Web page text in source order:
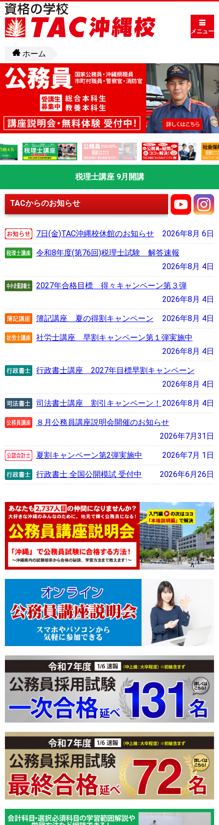
メニュー
ホーム
税理士講座 9月開講
TACからのお知らせ
7日(金)TAC沖縄校休館のお知らせ 2026年8月 6日
令和8年度(第76回)税理士試験 解答速報
2026年8月 4日
2027年合格目標 得々キャンペーン第３弾
2026年8月 4日
簿記講座 夏の得割キャンペーン 2026年8月 4日
社労士講座 早割キャンペーン第１弾実施中
2026年8月 4日
行政書士講座 2027年目標早割キャンペーン
2026年8月 4日
司法書士講座 割引キャンペーン！ 2026年8月 4日
８月公務員講座説明会開催のお知らせ
2026年7月31日
夏割キャンペーン第2弾実施中 2026年7月 1日
行政書士 全国公開模試 受付中 2026年6月26日